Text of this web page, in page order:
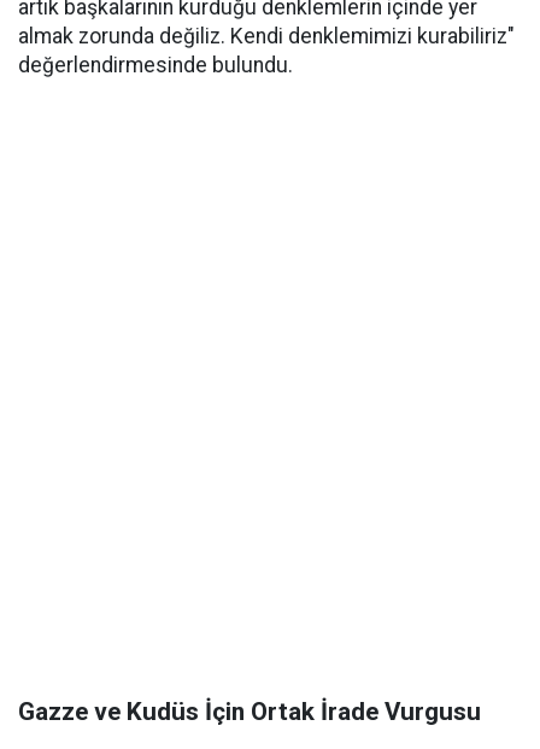
artık başkalarının kurduğu denklemlerin içinde yer
almak zorunda değiliz. Kendi denklemimizi kurabiliriz"
değerlendirmesinde bulundu.
Gazze ve Kudüs İçin Ortak İrade Vurgusu